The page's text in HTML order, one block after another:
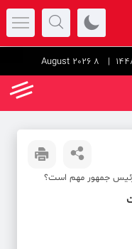
| 8 August 2026
جمهور مهم است؟